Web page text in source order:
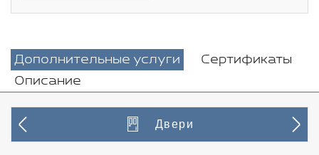
Дополнительные услуги
Сертификаты
Описание
Двери